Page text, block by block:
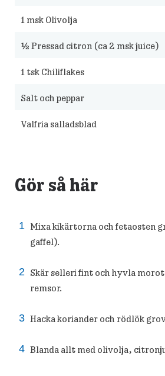
1 msk Olivolja
½ Pressad citron (ca 2 msk juice)
1 tsk Chiliflakes
Salt och peppar
Valfria salladsblad
Gör så här
Mixa kikärtorna och fetaosten
gaffel).
Skär selleri fint och hyvla
remsor.
Hacka koriander och rödlök
Blanda allt med olivolja,